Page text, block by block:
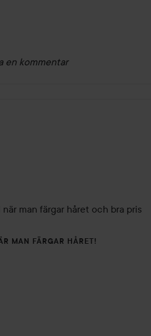
en kommentar
man färgar håret och bra pris
MAN FÄRGAR HÅRET!